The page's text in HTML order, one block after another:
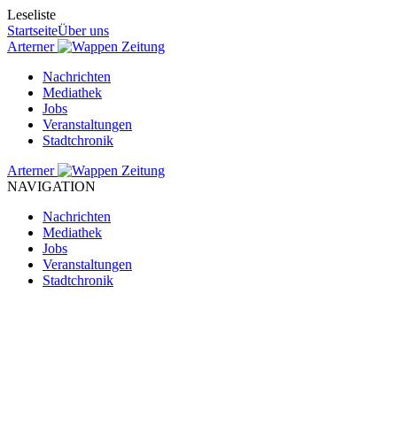
Leseliste
StartseiteÜber uns
Arterner
Zeitung
Nachrichten
Mediathek
Jobs
Veranstaltungen
Stadtchronik
Arterner
Zeitung
NAVIGATION
Nachrichten
Mediathek
Jobs
Veranstaltungen
Stadtchronik